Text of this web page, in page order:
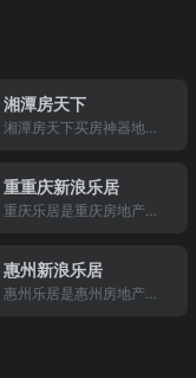
湘潭房天下
湘潭房天下买房神器地图
真房源
重重庆新浪乐居
重庆乐居是重庆房地产家
平台，提供及时的房地产
新闻资讯，房地产看房搜
惠州新浪乐居
惠州乐居是惠州房地产家